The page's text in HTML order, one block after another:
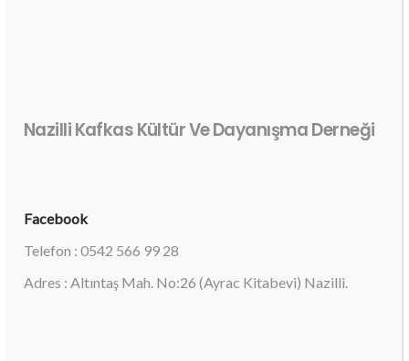
Nazilli Kafkas Kültür Ve Dayanışma Derneği
Facebook
Telefon : 0542 566 99 28
Adres : Altıntaş Mah. No:26 (Ayrac Kitabevi) Nazilli.